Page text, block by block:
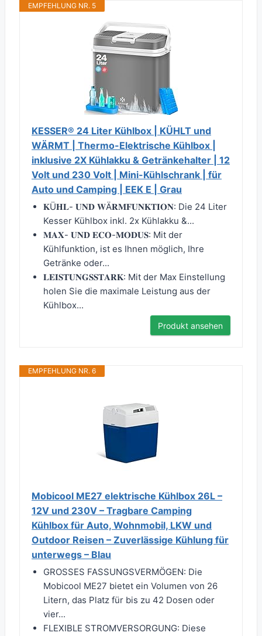
EMPFEHLUNG NR. 5
KESSER® 24 Liter Kühlbox | KÜHLT und
WÄRMT | Thermo-Elektrische Kühlbox |
inklusive 2X Kühlakku & Getränkehalter | 12
Volt und 230 Volt | Mini-Kühlschrank | für
Auto und Camping | EEK E | Grau
𝐊Ü𝐇𝐋- 𝐔𝐍𝐃 𝐖Ä𝐑𝐌𝐅𝐔𝐍𝐊𝐓𝐈𝐎𝐍: Die 24 Liter
Kesser Kühlbox inkl. 2x Kühlakku &...
𝐌𝐀𝐗- 𝐔𝐍𝐃 𝐄𝐂𝐎-𝐌𝐎𝐃𝐔𝐒: Mit der
Kühlfunktion, ist es Ihnen möglich, Ihre
Getränke oder...
𝐋𝐄𝐈𝐒𝐓𝐔𝐍𝐆𝐒𝐒𝐓𝐀𝐑𝐊: Mit der Max Einstellung
holen Sie die maximale Leistung aus der
Kühlbox...
Produkt ansehen
EMPFEHLUNG NR. 6
Mobicool ME27 elektrische Kühlbox 26L –
12V und 230V – Tragbare Camping
Kühlbox für Auto, Wohnmobil, LKW und
Outdoor Reisen – Zuverlässige Kühlung für
unterwegs – Blau
GROSSES FASSUNGSVERMÖGEN: Die
Mobicool ME27 bietet ein Volumen von 26
Litern, das Platz für bis zu 42 Dosen oder
vier...
FLEXIBLE STROMVERSORGUNG: Diese